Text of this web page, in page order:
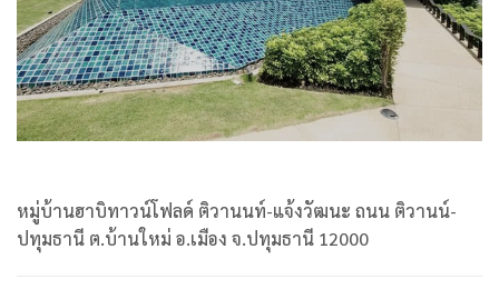
หมู่บ้านฮาบิทาวน์โฟลด์ ติวานนท์-แจ้งวัฒนะ ถนน ติวานน์-
ปทุมธานี ต.บ้านใหม่ อ.เมือง จ.ปทุมธานี 12000